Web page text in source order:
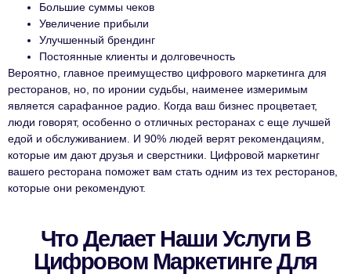
Большие суммы чеков
Увеличение прибыли
Улучшенный брендинг
Постоянные клиенты и долговечность
Вероятно, главное преимущество цифрового маркетинга для
ресторанов, но, по иронии судьбы, наименее измеримым
является сарафанное радио. Когда ваш бизнес процветает,
люди говорят, особенно о отличных ресторанах с еще лучшей
едой и обслуживанием. И 90% людей верят рекомендациям,
которые им дают друзья и сверстники. Цифровой маркетинг
вашего ресторана поможет вам стать одним из тех ресторанов,
которые они рекомендуют.
Что Делает Наши Услуги В
Цифровом Маркетинге Для